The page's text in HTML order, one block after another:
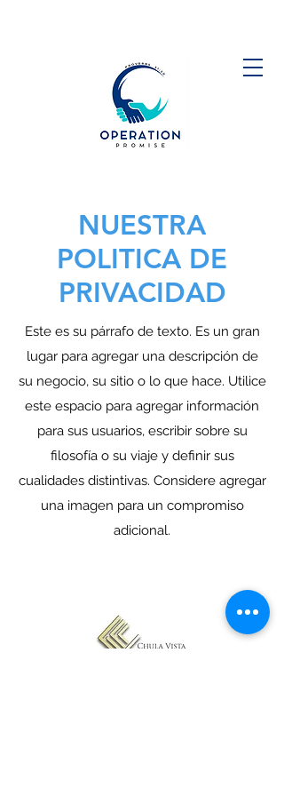
NUESTRA
POLITICA DE
PRIVACIDAD
Este es su párrafo de texto. Es un gran
lugar para agregar una descripción de
su negocio, su sitio o lo que hace. Utilice
este espacio para agregar información
para sus usuarios, escribir sobre su
filosofía o su viaje y definir sus
cualidades distintivas. Considere agregar
una imagen para un compromiso
adicional.